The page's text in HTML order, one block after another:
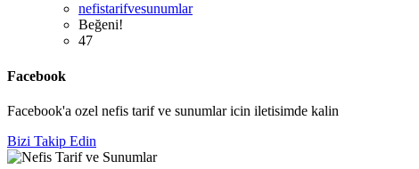
nefistarifvesunumlar
Beğeni!
47
Facebook
Facebook'a ozel nefis tarif ve sunumlar icin iletisimde kalin
Bizi Takip Edin